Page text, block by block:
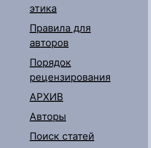
этика
Правила для
авторов
Порядок
рецензирования
АРХИВ
Авторы
Поиск статей